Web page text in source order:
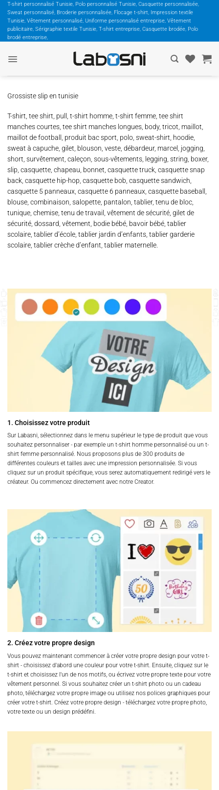
Passer
contenu
T-shirt personnalisé Tunisie, Polo personnalisé Tunisie, Casquette personnalisée,
Sweat personnalisé, Broderie personnalisée, Flocage t-shirt, Impression textile
Tunisie, Vêtement personnalisé, Uniforme personnalisé entreprise, Vêtement
publicitaire, Sérigraphie textile Tunisie, T-shirt entreprise, Casquette brodée, Polo
brodé entreprise,
Grossiste slip en tunisie
T-shirt, tee shirt, pull, t-shirt homme, t-shirt femme, tee shirt
manches courtes, tee shirt manches longues, body, tricot, maillot,
maillot de football, produit bac sport, polo, sweat-shirt, hoodie,
sweat à capuche, gilet, blouson, veste, débardeur, marcel, jogging,
short, survêtement, caleçon, sous-vêtements, legging, string, boxer,
slip, casquette, chapeau, bonnet, casquette truck, casquette snap
back, casquette hip-hop, casquette bob, casquette sandwich,
casquette 5 panneaux, casquette 6 panneaux, casquette baseball,
blouse, combinaison, salopette, pantalon, tablier, tenu de bloc,
tunique, chemise, tenu de travail, vêtement de sécurité, gilet de
sécurité, dossard, vêtement, bodie bébé, bavoir bébé, tablier
scolaire, tablier d’école, tablier jardin d’enfants, tablier garderie
scolaire, tablier crèche d’enfant, tablier maternelle.
1. Choisissez votre produit
Sur Labasni, sélectionnez dans le menu supérieur le type de produit que vous
souhaitez personnaliser - par exemple un t-shirt homme personnalisé ou un t-
shirt femme personnalisé. Nous proposons plus de 300 produits de
différentes couleurs et tailles avec une impression personnalisée. Si vous
cliquez sur un produit spécifique, vous serez automatiquement redirigé vers le
créateur. Ou commencez directement avec notre Creator.
2. Créez votre propre design
Vous pouvez maintenant commencer à créer votre propre design pour votre t-
shirt - choisissez d'abord une couleur pour votre t-shirt. Ensuite, cliquez sur le
t-shirt et choisissez l'un de nos motifs, ou écrivez votre propre texte pour votre
vêtement personnel. Si vous souhaitez créer un t-shirt photo ou un cadeau
photo, téléchargez votre propre image ou utilisez nos polices graphiques pour
créer votre t-shirt. Créez votre propre design - téléchargez votre propre photo,
votre texte ou un design prédéfini.